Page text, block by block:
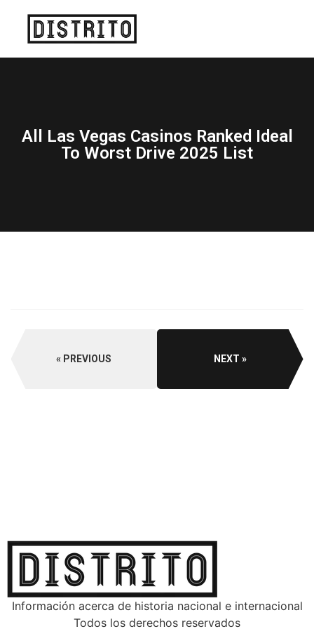
All Las Vegas Casinos Ranked Ideal
To Worst Drive 2025 List
PREVIOUS NEXT
Información acerca de historia nacional e internacional
Todos los derechos reservados